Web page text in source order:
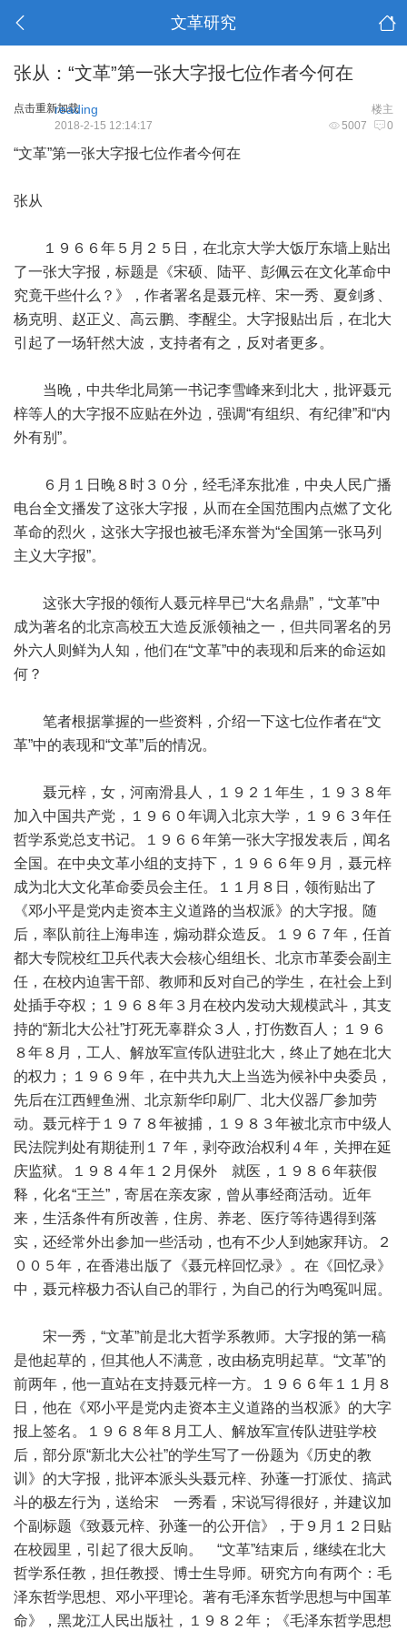
文革研究
张从：“文革”第一张大字报七位作者今何在
点击重新加载 楼主
reading
5007 0
2018-2-15 12:14:17
“文革”第一张大字报七位作者今何在
张从
１９６６年５月２５日，在北京大学大饭厅东墙上贴出
了一张大字报，标题是《宋硕、陆平、彭佩云在文化革命中
究竟干些什么？》，作者署名是聂元梓、宋一秀、夏剑豸、
杨克明、赵正义、高云鹏、李醒尘。大字报贴出后，在北大
引起了一场轩然大波，支持者有之，反对者更多。
当晚，中共华北局第一书记李雪峰来到北大，批评聂元
梓等人的大字报不应贴在外边，强调“有组织、有纪律”和“内
外有别”。
６月１日晚８时３０分，经毛泽东批准，中央人民广播
电台全文播发了这张大字报，从而在全国范围内点燃了文化
革命的烈火，这张大字报也被毛泽东誉为“全国第一张马列
主义大字报”。
这张大字报的领衔人聂元梓早已“大名鼎鼎”，“文革”中
成为著名的北京高校五大造反派领袖之一，但共同署名的另
外六人则鲜为人知，他们在“文革”中的表现和后来的命运如
何？
笔者根据掌握的一些资料，介绍一下这七位作者在“文
革”中的表现和“文革”后的情况。
聂元梓，女，河南滑县人，１９２１年生，１９３８年
加入中国共产党，１９６０年调入北京大学，１９６３年任
哲学系党总支书记。１９６６年第一张大字报发表后，闻名
全国。在中央文革小组的支持下，１９６６年９月，聂元梓
成为北大文化革命委员会主任。１１月８日，领衔贴出了
《邓小平是党内走资本主义道路的当权派》的大字报。随
后，率队前往上海串连，煽动群众造反。１９６７年，任首
都大专院校红卫兵代表大会核心组组长、北京市革委会副主
任，在校内迫害干部、教师和反对自己的学生，在社会上到
处插手夺权；１９６８年３月在校内发动大规模武斗，其支
持的“新北大公社”打死无辜群众３人，打伤数百人；１９６
８年８月，工人、解放军宣传队进驻北大，终止了她在北大
的权力；１９６９年，在中共九大上当选为候补中央委员，
先后在江西鲤鱼洲、北京新华印刷厂、北大仪器厂参加劳
动。聂元梓于１９７８年被捕，１９８３年被北京市中级人
民法院判处有期徒刑１７年，剥夺政治权利４年，关押在延
庆监狱。１９８４年１２月保外 就医，１９８６年获假
释，化名“王兰”，寄居在亲友家，曾从事经商活动。近年
来，生活条件有所改善，住房、养老、医疗等待遇得到落
实，还经常外出参加一些活动，也有不少人到她家拜访。２
００５年，在香港出版了《聂元梓回忆录》。在《回忆录》
中，聂元梓极力否认自己的罪行，为自己的行为鸣冤叫屈。
宋一秀，“文革”前是北大哲学系教师。大字报的第一稿
是他起草的，但其他人不满意，改由杨克明起草。“文革”的
前两年，他一直站在支持聂元梓一方。１９６６年１１月８
日，他在《邓小平是党内走资本主义道路的当权派》的大字
报上签名。１９６８年８月工人、解放军宣传队进驻学校
后，部分原“新北大公社”的学生写了一份题为《历史的教
训》的大字报，批评本派头头聂元梓、孙蓬一打派仗、搞武
斗的极左行为，送给宋 一秀看，宋说写得很好，并建议加
个副标题《致聂元梓、孙蓬一的公开信》，于９月１２日贴
在校园里，引起了很大反响。 “文革”结束后，继续在北大
哲学系任教，担任教授、博士生导师。研究方向有两个：毛
泽东哲学思想、邓小平理论。著有毛泽东哲学思想与中国革
命》，黑龙江人民出版社，１９８２年；《毛泽东哲学思想